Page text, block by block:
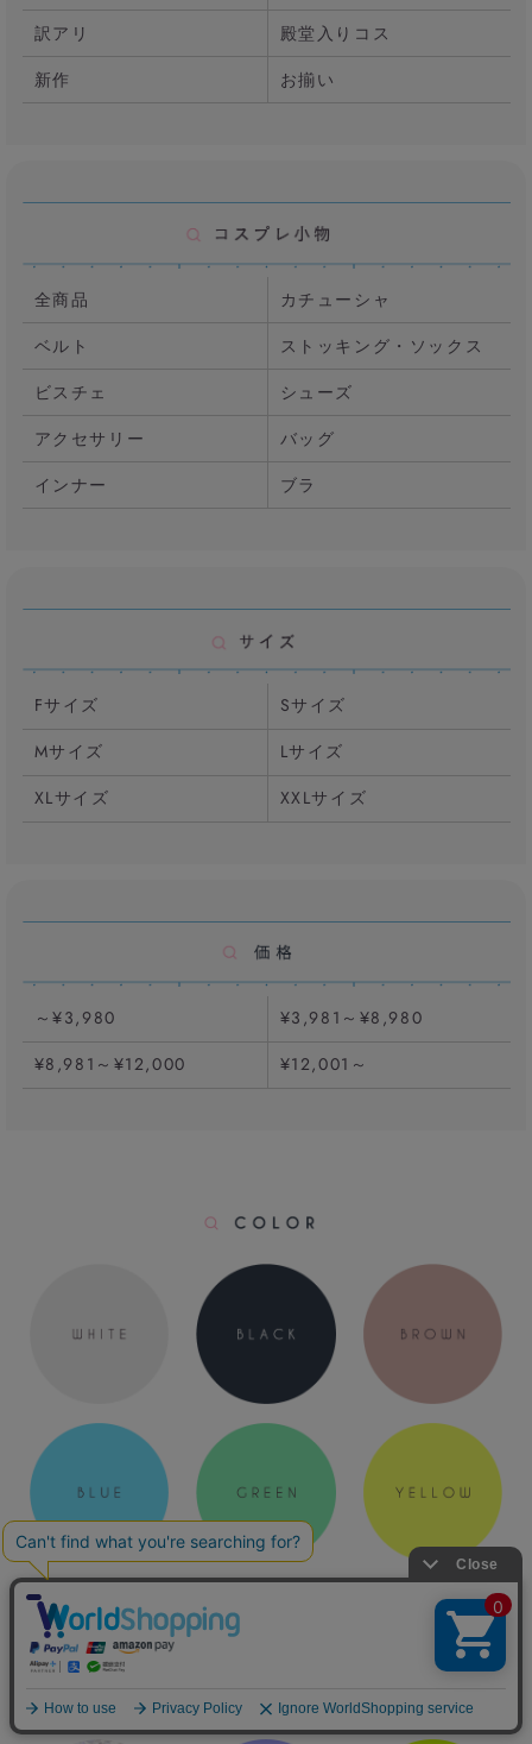
訳アリ
殿堂入りコス
新作
お揃い
全商品
カチューシャ
ベルト
ストッキング・ソックス
ビスチェ
シューズ
アクセサリー
バッグ
インナー
ブラ
Fサイズ
Sサイズ
Mサイズ
Lサイズ
XLサイズ
XXLサイズ
～¥3,980
¥3,981～¥8,980
¥8,981～¥12,000
¥12,001～